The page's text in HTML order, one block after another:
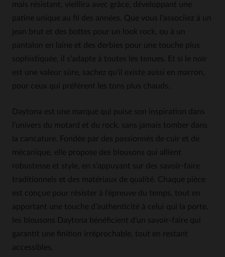
mais résistant, vieillira avec grâce, développant une
patine unique au fil des années. Que vous l’associiez à un
jean brut et des bottes pour un look rock, ou à un
pantalon en laine et des derbies pour une touche plus
sophistiquée, il s’adapte à toutes les tenues. Et si le noir
est une valeur sûre, sachez qu’il existe aussi en marron,
pour ceux qui préfèrent les tons plus chauds.
Daytona est une marque qui puise son inspiration dans
l’univers du motard et du rock, sans jamais tomber dans
la caricature. Fondée par des passionnés de cuir et de
mécanique, elle propose des blousons qui allient
robustesse et style, en s’appuyant sur des savoir-faire
traditionnels et des matériaux de qualité. Chaque pièce
est conçue pour résister à l’épreuve du temps, tout en
apportant une touche d’authenticité à celui qui la porte.
les blousons Daytona bénéficient d’un savoir-faire qui
garantit une finition irréprochable, tout en restant
accessibles.